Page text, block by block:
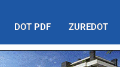
DOT PDF ZUREDOT